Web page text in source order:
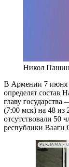
Никол
В Армении 7 июня
определят состав
главу
(7:00 мск) на 48 из
отсутствовали 50
республики Ваагн